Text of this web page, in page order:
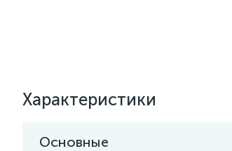
Характеристики
Основные